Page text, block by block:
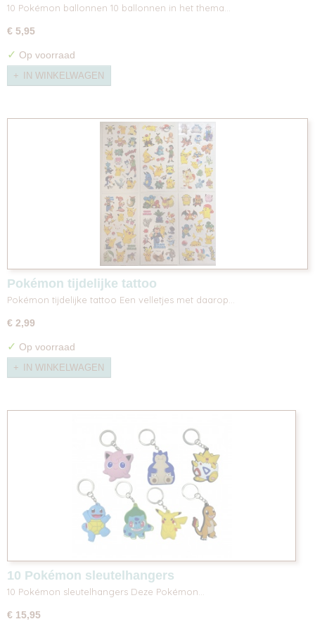
10 Pokémon ballonnen 10 ballonnen in het thema…
€ 5,95
✓ Op voorraad
IN WINKELWAGEN
Pokémon tijdelijke tattoo
Pokémon tijdelijke tattoo Een velletjes met daarop…
€ 2,99
✓ Op voorraad
IN WINKELWAGEN
10 Pokémon sleutelhangers
10 Pokémon sleutelhangers Deze Pokémon…
€ 15,95